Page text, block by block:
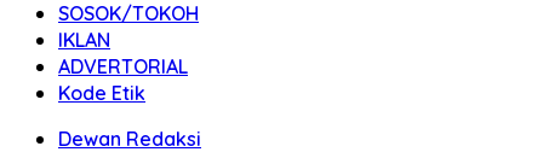
SOSOK/TOKOH
IKLAN
ADVERTORIAL
Kode Etik
Dewan Redaksi